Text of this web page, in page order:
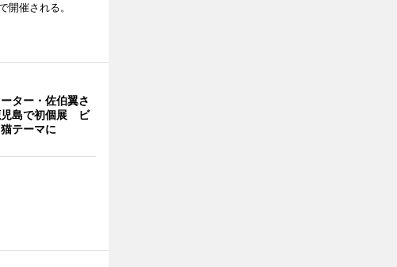
開催される。
ター・佐伯翼さ
児島で初個展 ビ
テーマに